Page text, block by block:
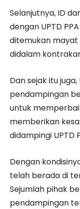
Selanjutnya, ID
dengan UPTD
ditemukan mayat
didalam
Dan sejak itu
pendampingan
untuk
memberikan
didampingi UPTD
Dengan
telah berada di
Sejumlah pihak
pendampingan